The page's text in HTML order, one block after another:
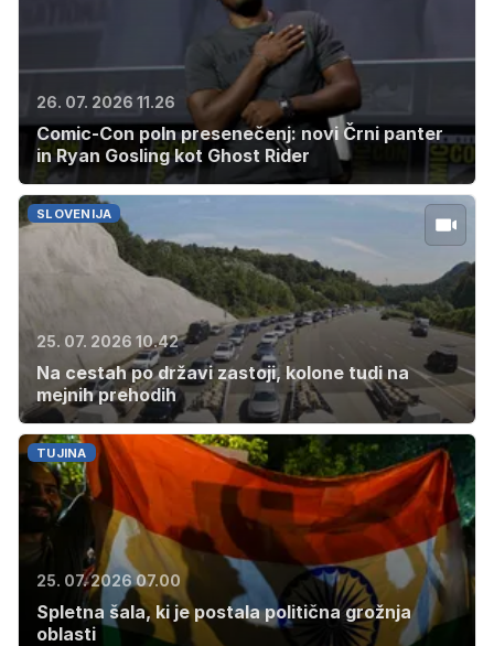
26. 07. 2026 11.26
Comic-Con poln presenečenj: novi Črni panter
in Ryan Gosling kot Ghost Rider
SLOVENIJA
25. 07. 2026 10.42
Na cestah po državi zastoji, kolone tudi na
mejnih prehodih
TUJINA
25. 07. 2026 07.00
Spletna šala, ki je postala politična grožnja
oblasti